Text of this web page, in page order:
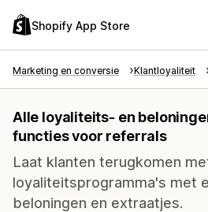
Shopify App Store
Marketing en conversie Klantloyaliteit
Alle loyaliteits- en
functies voor referrals
Laat klanten terugkomen
loyaliteitsprogramma's met
beloningen en extraatjes.